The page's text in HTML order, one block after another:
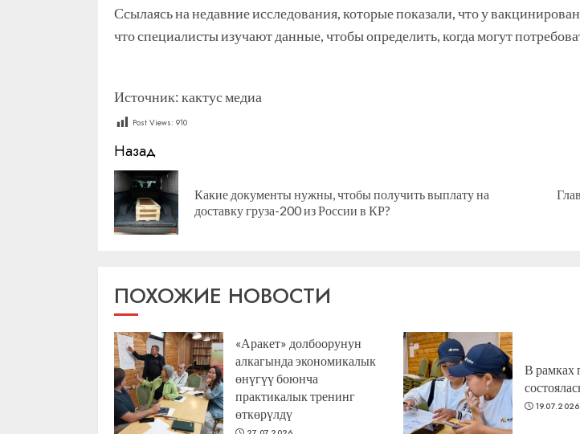
Ссылаясь на недавние исследования, которые показали, что у
что специалисты изучают данные, чтобы определить, когда могут
Источник: кактус медиа
Post Views: 910
Продолжить
чтение
Назад
Какие документы нужны, чтобы получить выплату на
доставку груза-200 из России в КР?
ПОХОЖИЕ НОВОСТИ
«Аракет» долбоорунун
алкагында экономикалык
өнүгүү боюнча
практикалык тренинг
өткөрүлдү
В рамках
19.07.2026